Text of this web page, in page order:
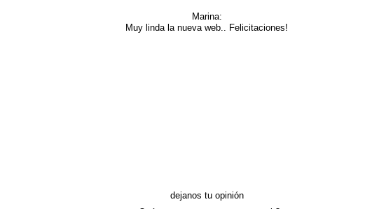
Marina:
Muy linda la nueva web.. Felicitaciones!
dejanos tu opinión